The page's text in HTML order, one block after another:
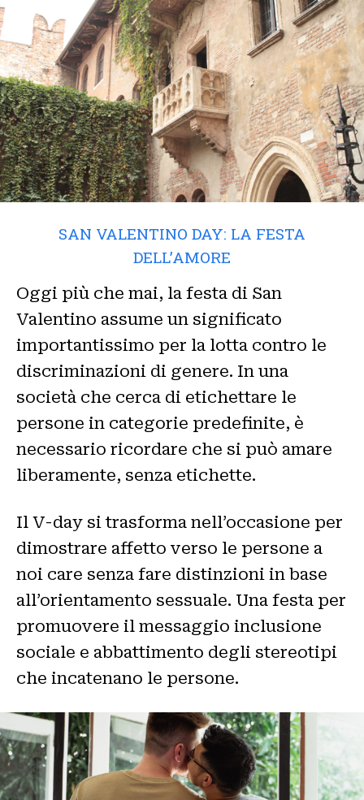
SAN VALENTINO DAY: LA FESTA
DELL’AMORE
Oggi più che mai, la festa di San
Valentino assume un significato
importantissimo per la lotta contro le
discriminazioni di genere. In una
società che cerca di etichettare le
persone in categorie predefinite, è
necessario ricordare che si può amare
liberamente, senza etichette.
Il V-day si trasforma nell’occasione per
dimostrare affetto verso le persone a
noi care senza fare distinzioni in base
all’orientamento sessuale. Una festa per
promuovere il messaggio inclusione
sociale e abbattimento degli stereotipi
che incatenano le persone.